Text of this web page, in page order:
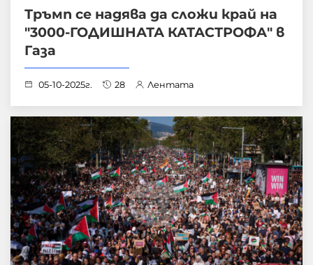
Тръмп се надява да сложи край на
"3000-ГОДИШНАТА КАТАСТРОФА" в
Газа
05-10-2025г. 28 Лентата